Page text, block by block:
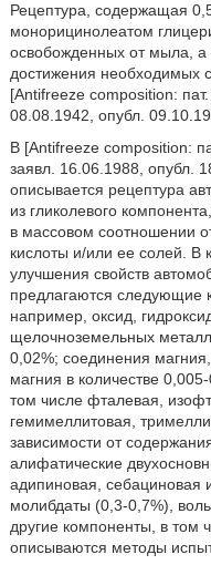
Рецептура, содержащая
монорицинолеатом
освобожденных от мыла, а
достижения необходимых
[Antifreeze composition:
08.08.1942, опубл.
В [Antifreeze composition:
заявл. 16.06.1988, опубл.
описывается рецептура
из гликолевого
в массовом соотношении
кислоты и/или ее солей. В
улучшения свойств
предлагаются следующие
например, оксид,
щелочноземельных
0,02%; соединения
магния в количестве
том числе фталевая,
гемимеллитовая,
зависимости от
алифатические
адипиновая, себациновая
молибдаты (0,3-0,7%),
другие компоненты, в том
описываются методы